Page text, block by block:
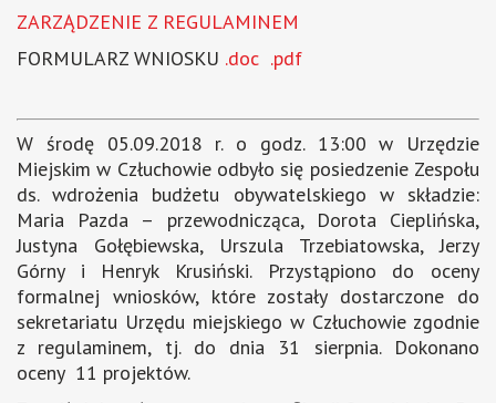
ZARZĄDZENIE Z REGULAMINEM
FORMULARZ WNIOSKU .doc .pdf
W środę 05.09.2018 r. o godz. 13:00 w Urzędzie
Miejskim w Człuchowie odbyło się posiedzenie Zespołu
ds. wdrożenia budżetu obywatelskiego w składzie:
Maria Pazda – przewodnicząca, Dorota Cieplińska,
Justyna Gołębiewska, Urszula Trzebiatowska, Jerzy
Górny i Henryk Krusiński. Przystąpiono do oceny
formalnej wniosków, które zostały dostarczone do
sekretariatu Urzędu miejskiego w Człuchowie zgodnie
z regulaminem, tj. do dnia 31 sierpnia. Dokonano
oceny 11 projektów.